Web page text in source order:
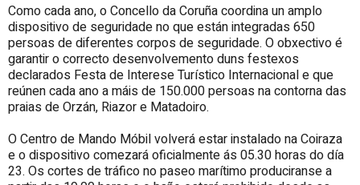
Como cada ano, o Concello da Coruña coordina un amplo
dispositivo de seguridade no que están integradas 650
persoas de diferentes corpos de seguridade. O obxectivo é
garantir o correcto desenvolvemento duns festexos
declarados Festa de Interese Turístico Internacional e que
reúnen cada ano a máis de 150.000 persoas na contorna das
praias de Orzán, Riazor e Matadoiro.
O Centro de Mando Móbil volverá estar instalado na Coiraza
e o dispositivo comezará oficialmente ás 05.30 horas do día
23. Os cortes de tráfico no paseo marítimo produciranse a